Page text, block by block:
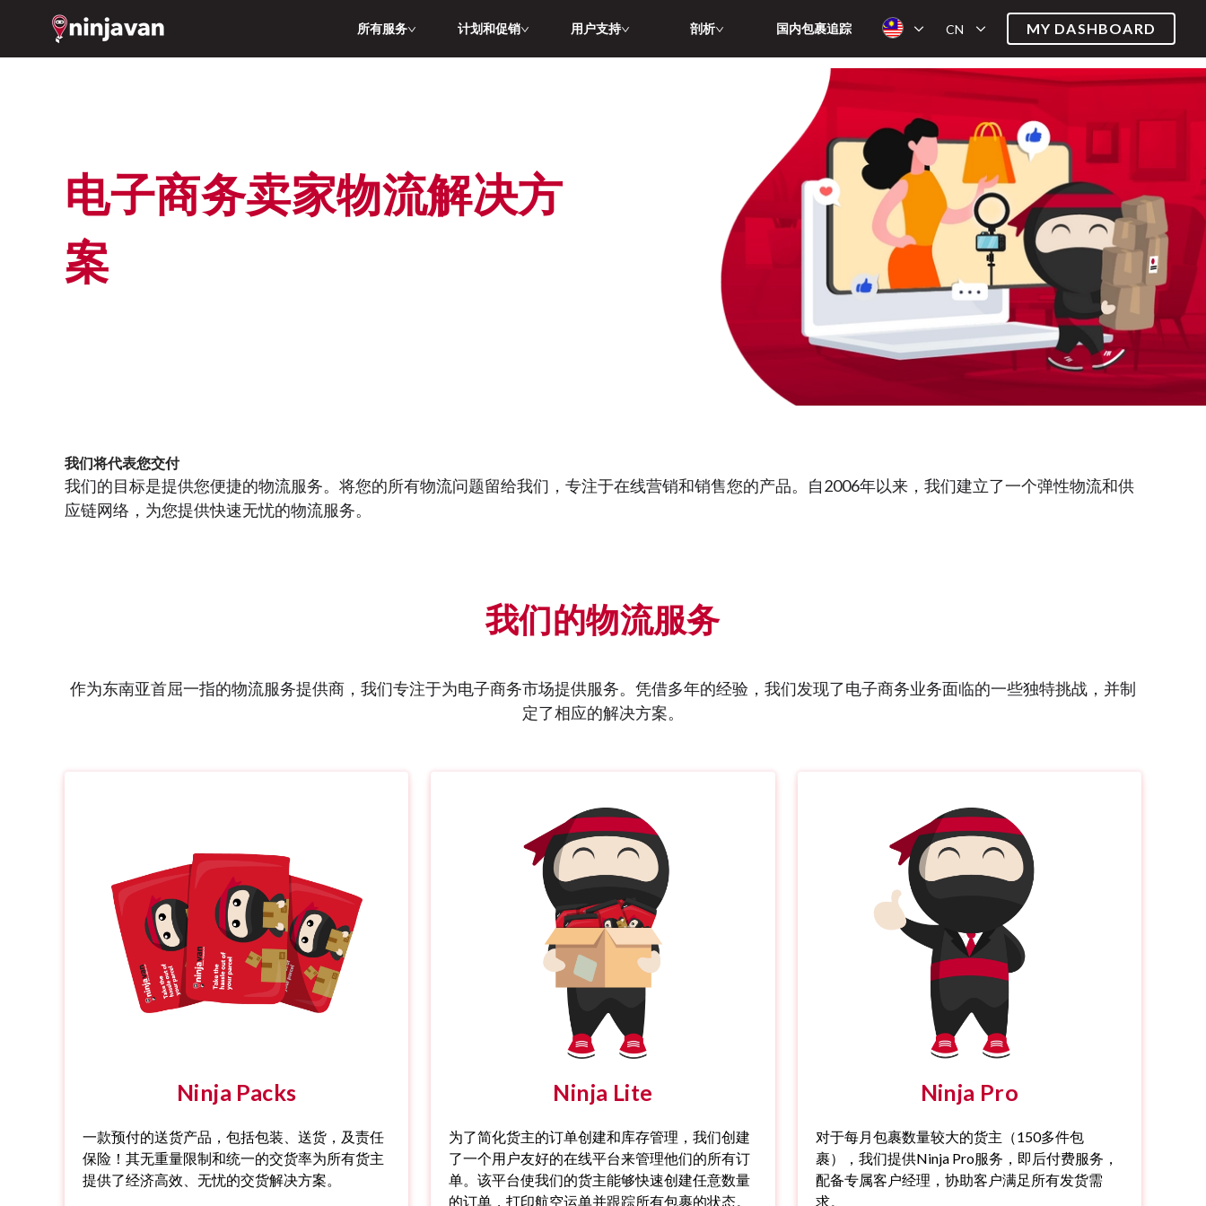
所有服务 计划和促销 用户支持 剖析 国内包裹追踪 CN MY DASHBOARD
电子商务卖家物流解决方
案
我们将代表您交付
我们的目标是提供您便捷的物流服务。将您的所有物流问题留给我们，专注于在线营销和销售您的产品。自2006年以来，我们建立了一个弹性物流和供
应链网络，为您提供快速无忧的物流服务。
我们的物流服务
作为东南亚首屈一指的物流服务提供商，我们专注于为电子商务市场提供服务。凭借多年的经验，我们发现了电子商务业务面临的一些独特挑战，并制
定了相应的解决方案。
Ninja Packs
一款预付的送货产品，包括包装、送货，及责任
保险！其无重量限制和统一的交货率为所有货主
提供了经济高效、无忧的交货解决方案。
Ninja Lite
为了简化货主的订单创建和库存管理，我们创建
了一个用户友好的在线平台来管理他们的所有订
单。该平台使我们的货主能够快速创建任意数量
的订单，打印航空运单并跟踪所有包裹的状态。
Ninja Pro
对于每月包裹数量较大的货主（150多件包
裹），我们提供Ninja Pro服务，即后付费服务，
配备专属客户经理，协助客户满足所有发货需
求。